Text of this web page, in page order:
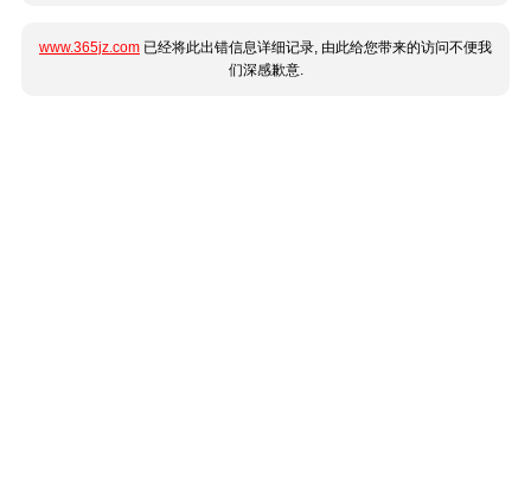
www.365jz.com 已经将此出错信息详细记录, 由此给您带来的访问不便我
们深感歉意.